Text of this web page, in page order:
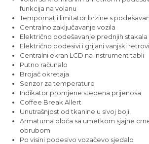
funkcija na volanu
Tempomat i limitator brzine s
Centralno zaključavanje vozila
Električno podešavanje prednjih stakala
Električno podesivi i grijani vanjski
Centralni ekran LCD na instrument tabli
Putno računalo
Brojač okretaja
Senzor za temperature
Indikator promjene stepena prijenosa
Coffee Break Allert
Unutrašnjost od tkanine u sivoj boji,
Armaturna ploča sa umetkom sjajne
obrubom
Po visini podesivo vozačevo sjedalo